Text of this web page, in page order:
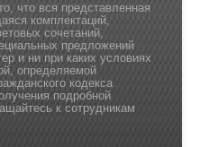
что вся представленная
комплектаций,
сочетаний,
предложений
и ни при каких условиях
определяемой
кодекса
подробной
к сотрудникам